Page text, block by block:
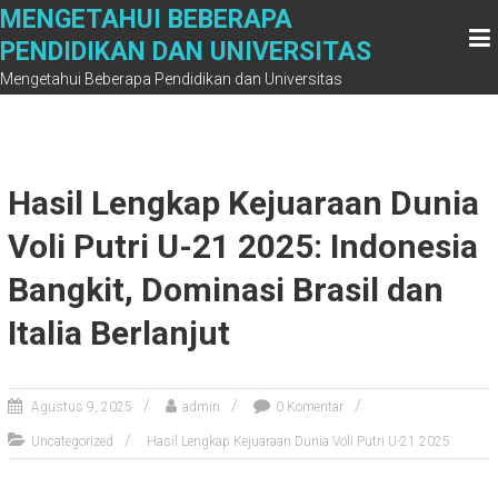
Skip
content
MENGETAHUI BEBERAPA
PENDIDIKAN DAN UNIVERSITAS
Mengetahui Beberapa Pendidikan dan Universitas
Hasil Lengkap Kejuaraan Dunia
Voli Putri U-21 2025: Indonesia
Bangkit, Dominasi Brasil dan
Italia Berlanjut
Agustus 9, 2025 admin 0 Komentar
Uncategorized Hasil Lengkap Kejuaraan Dunia Voli Putri U-21 2025